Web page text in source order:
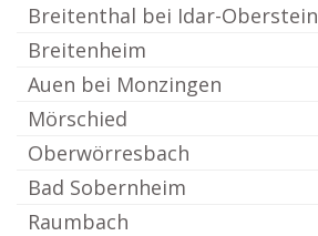
Breitenthal bei Idar-Oberstein
Breitenheim
Auen bei Monzingen
Mörschied
Oberwörresbach
Bad Sobernheim
Raumbach